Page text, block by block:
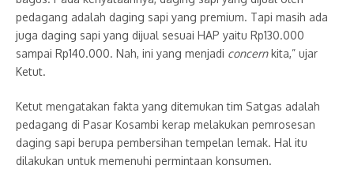
pedagang adalah daging sapi yang premium. Tapi masih ada
juga daging sapi yang dijual sesuai HAP yaitu Rp130.000
sampai Rp140.000. Nah, ini yang menjadi concernkita,” ujar
Ketut.
Ketut mengatakan fakta yang ditemukan tim Satgas adalah
pedagang di Pasar Kosambi kerap melakukan pemrosesan
daging sapi berupa pembersihan tempelan lemak. Hal itu
dilakukan untuk memenuhi permintaan konsumen.